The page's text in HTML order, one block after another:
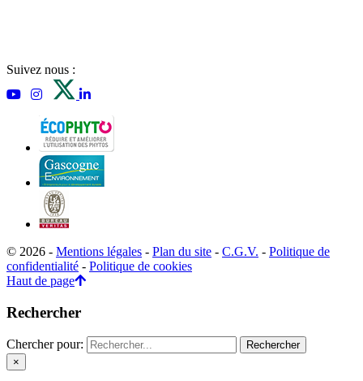
Suivez nous :
© 2026 - Mentions légales - Plan du site - C.G.V. - Politique de
confidentialité - Politique de cookies
Haut de page
Rechercher
Chercher pour:
×